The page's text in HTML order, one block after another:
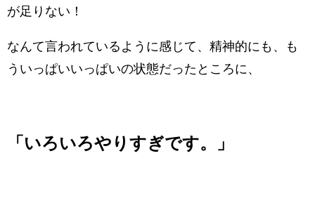
が足りない！
なんて言われているように感じて、精神的にも、も
ういっぱいいっぱいの状態だったところに、
「いろいろやりすぎです。」